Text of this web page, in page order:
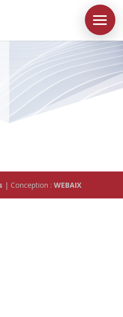
| Conception : WEBAIX